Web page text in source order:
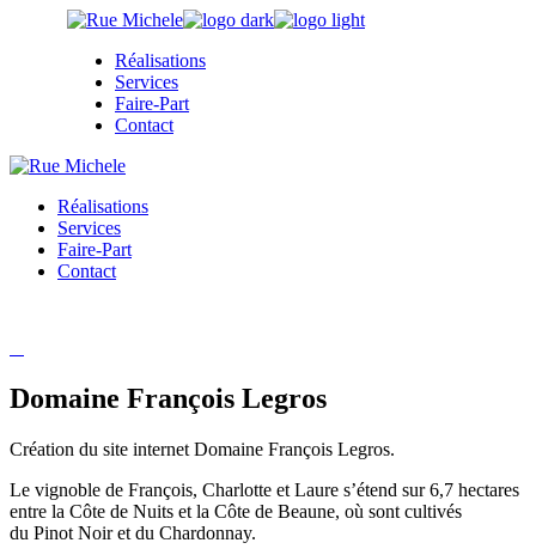
Réalisations
Services
Faire-Part
Contact
Réalisations
Services
Faire-Part
Contact
Domaine François Legros
Création du site internet Domaine François Legros.
Le vignoble de François, Charlotte et Laure s’étend sur 6,7 hectares
entre la Côte de Nuits et la Côte de Beaune, où sont cultivés
du Pinot Noiret du Chardonnay.